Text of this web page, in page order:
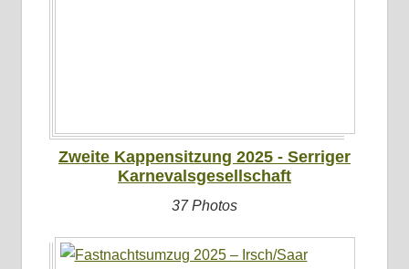
Zweite Kappensitzung 2025 - Serriger
Karnevalsgesellschaft
37 Photos